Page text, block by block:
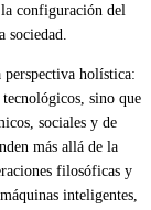
configuración del
perspectiva holística:
sino que
sociales y de
más allá de la
filosóficas y
inteligentes,